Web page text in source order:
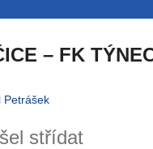
– FK
Petrášek
střídat